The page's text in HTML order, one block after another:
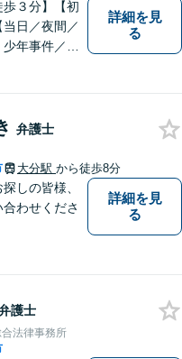
歩３分】【初
日／夜間／
年事件／家
るべく、社
めに最善を
詳細を見
る
弁護士
大分駅 から徒歩8分
しの皆様、
わせくださ
詳細を見
る
護士
法律事務所